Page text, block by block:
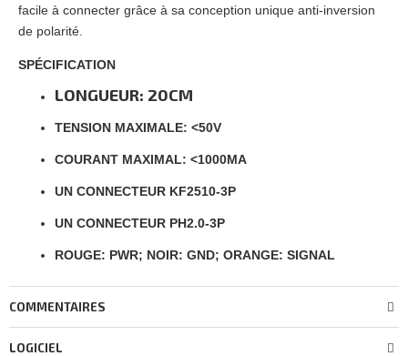
facile à connecter grâce à sa conception unique anti-inversion
de polarité.
SPÉCIFICATION
LONGUEUR: 20CM
TENSION MAXIMALE: <50V
COURANT MAXIMAL: <1000MA
UN CONNECTEUR KF2510-3P
UN CONNECTEUR PH2.0-3P
ROUGE: PWR; NOIR: GND; ORANGE: SIGNAL
COMMENTAIRES
LOGICIEL